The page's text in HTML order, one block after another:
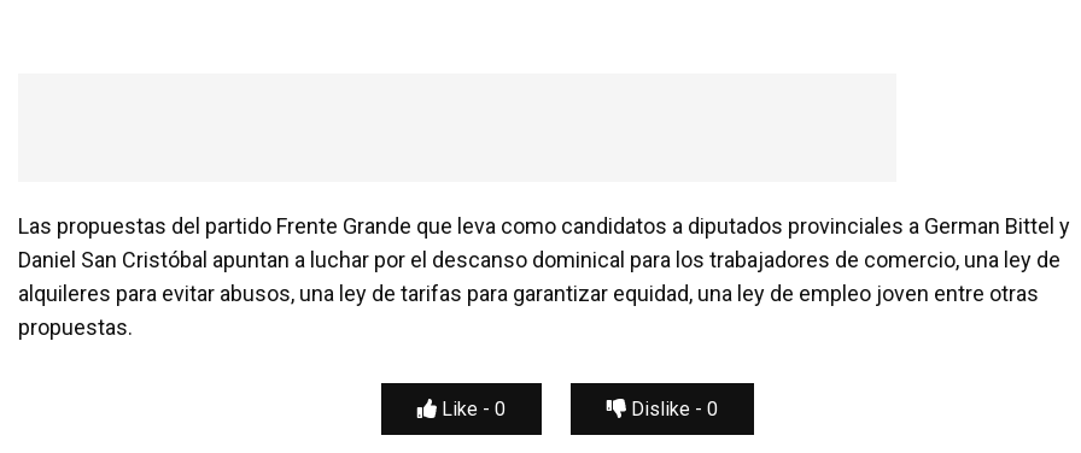
Las propuestas del partido Frente Grande que leva como candidatos a diputados provinciales a German Bittel y
Daniel San Cristóbal apuntan a luchar por el descanso dominical para los trabajadores de comercio, una ley de
alquileres para evitar abusos, una ley de tarifas para garantizar equidad, una ley de empleo joven entre otras
propuestas.
Like - 0 Dislike - 0